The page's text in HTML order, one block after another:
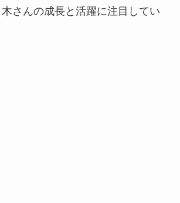
さんの成長と活躍に注目してい